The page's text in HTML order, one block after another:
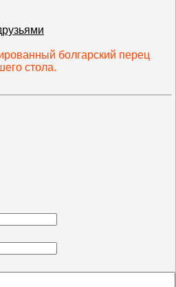
болгарский перец
стола.